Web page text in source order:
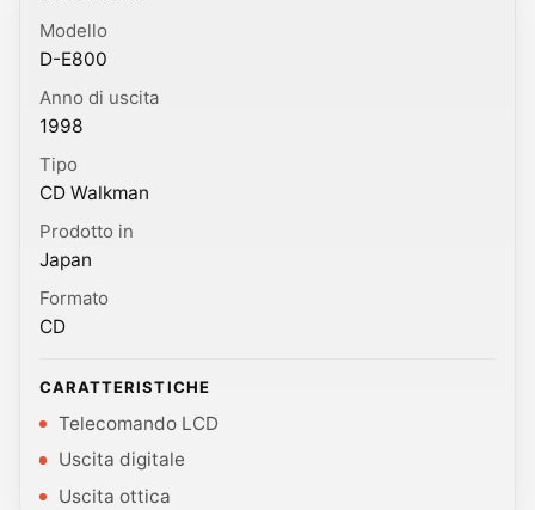
Modello
D-E800
Anno di uscita
1998
Tipo
CD Walkman
Prodotto in
Japan
Formato
CD
CARATTERISTICHE
Telecomando LCD
Uscita digitale
Uscita ottica